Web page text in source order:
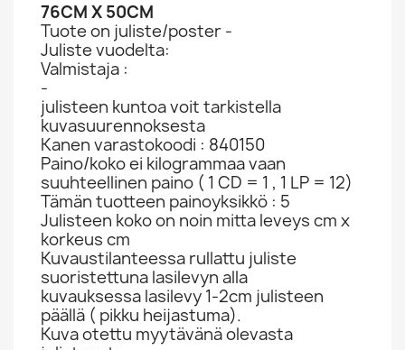
76CM X 50CM
Tuote on juliste/poster -
Juliste vuodelta:
Valmistaja :
-
julisteen kuntoa voit tarkistella
kuvasuurennoksesta
Kanen varastokoodi : 840150
Paino/koko ei kilogrammaa vaan
suuhteellinen paino ( 1 CD = 1 , 1 LP = 12)
Tämän tuotteen painoyksikkö : 5
Julisteen koko on noin mitta leveys cm x
korkeus cm
Kuvaustilanteessa rullattu juliste
suoristettuna lasilevyn alla
kuvauksessa lasilevy 1-2cm julisteen
päällä ( pikku heijastuma).
Kuva otettu myytävänä olevasta